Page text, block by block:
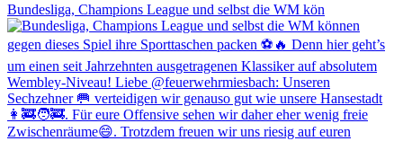
Bundesliga, Champions League und selbst die WM kön